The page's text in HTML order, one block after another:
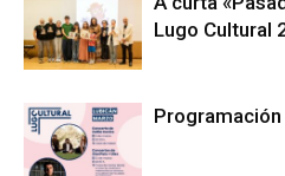
Lugo Cultural